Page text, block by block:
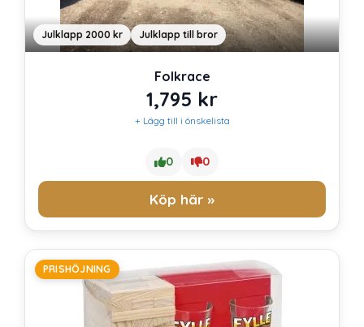
Julklapp 2000 kr Julklapp till bror
Folkrace
1,795 kr
+ Lägg till i önskelista
0 0
Köp här »
PRISHÖJNING